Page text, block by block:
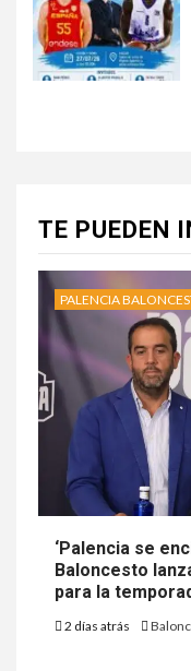
TE PUEDEN
PALENCIA
‘Palencia se
Baloncesto
para la
2 días atrás